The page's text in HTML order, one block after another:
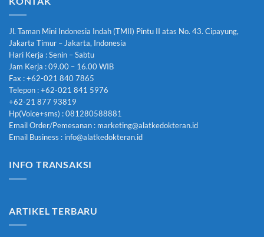
Jl. Taman Mini Indonesia Indah (TMII) Pintu II atas No. 43. Cipayung,
Jakarta Timur – Jakarta, Indonesia
Hari Kerja : Senin – Sabtu
Jam Kerja : 09.00 – 16.00 WIB
Fax : +62-021 840 7865
Telepon : +62-021 841 5976
+62-21 877 93819
Hp(Voice+sms) : 081280588881
Email Order/Pemesanan : marketing@alatkedokteran.id
Email Business : info@alatkedokteran.id
INFO TRANSAKSI
ARTIKEL TERBARU